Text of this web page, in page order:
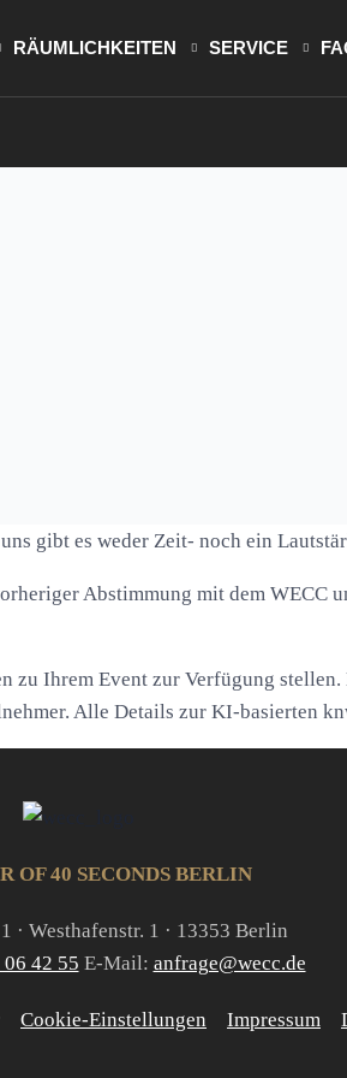
RÄUMLICHKEITEN SERVICE
gibt es weder Zeit- noch ein
Abstimmung mit dem WECC
zu Ihrem Event zur Verfügung
Alle Details zur KI-basierten
OF 40 SECONDS BERLIN
· Westhafenstr. 1 · 13353 Berlin
42 55 E-Mail: anfrage@wecc.de
Cookie-Einstellungen Impressum